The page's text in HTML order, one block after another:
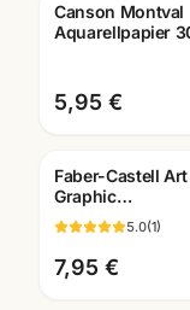
Canson Montval
Aquarellpapier
5,95 €
Faber-Castell Art
Graphic
Wassertankpinsel
Water Brush ·
Groessen
5.0(1)
7,95 €